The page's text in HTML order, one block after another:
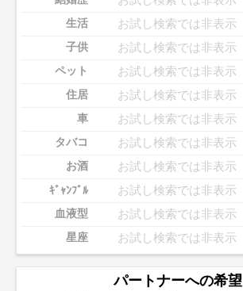
生活 お試し検索では非表示
子供 お試し検索では非表示
ペット お試し検索では非表示
住居 お試し検索では非表示
車 お試し検索では非表示
タバコ お試し検索では非表示
お酒 お試し検索では非表示
ｷﾞｬﾝﾌﾞﾙ お試し検索では非表示
血液型 お試し検索では非表示
星座 お試し検索では非表示
パートナーへの希望